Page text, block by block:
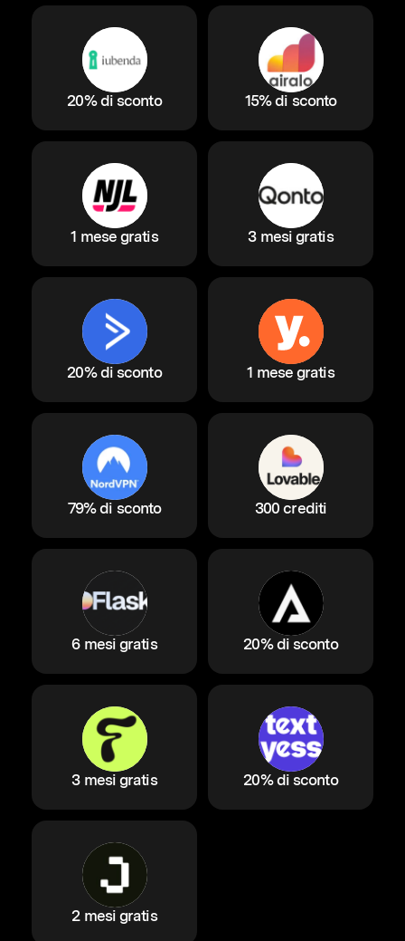
20% di sconto 15% di sconto
1 mese gratis 3 mesi gratis
20% di sconto 1 mese gratis
79% di sconto 300 crediti
6 mesi gratis 20% di sconto
3 mesi gratis 20% di sconto
2 mesi gratis